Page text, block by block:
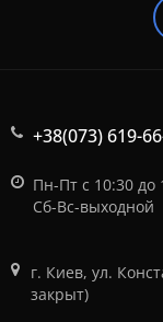
+38(073) 619-
Пн-Пт с 10:30 до
Сб-Вс-выходной
г. Киев, ул.
закрыт)